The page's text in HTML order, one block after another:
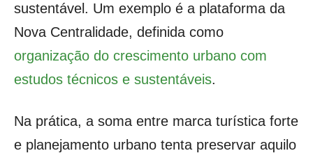
sustentável. Um exemplo é a plataforma da
Nova Centralidade, definida como
organização do crescimento urbano com
estudos técnicos e sustentáveis.
Na prática, a soma entre marca turística forte
e planejamento urbano tenta preservar aquilo